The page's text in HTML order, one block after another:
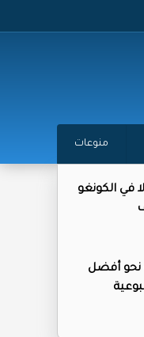
منوعات
في الكونغو
نحو أفضل